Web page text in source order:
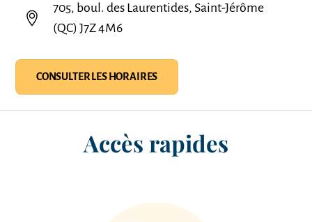
705, boul. des Laurentides, Saint-Jérôme
(QC) J7Z 4M6
CONSULTER LES HORAIRES
Accès rapides